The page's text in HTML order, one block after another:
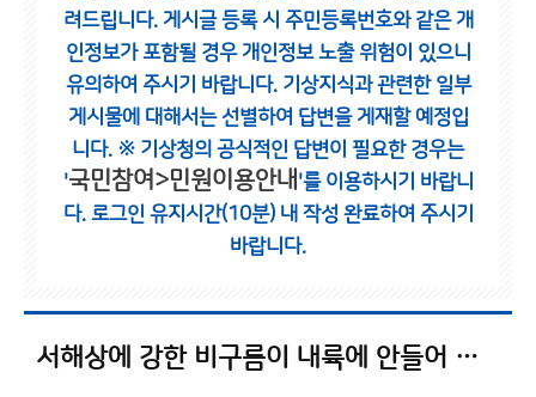
려드립니다. 게시글 등록 시 주민등록번호와 같은 개
인정보가 포함될 경우 개인정보 노출 위험이 있으니
유의하여 주시기 바랍니다. 기상지식과 관련한 일부
게시물에 대해서는 선별하여 답변을 게재할 예정입
니다. ※ 기상청의 공식적인 답변이 필요한 경우는
'국민참여>민원이용안내 '를 이용하시기 바랍니
다. 로그인 유지시간(10분) 내 작성 완료하여 주시기
바랍니다.
서해상에 강한 비구름이 내륙에 안들어 오네요?